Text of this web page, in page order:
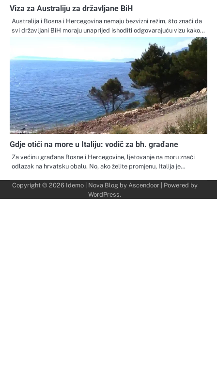
Viza za Australiju za državljane BiH
Australija i Bosna i Hercegovina nemaju bezvizni režim, što znači da
svi državljani BiH moraju unaprijed ishoditi odgovarajuću vizu kako…
Gdje otići na more u Italiju: vodič za bh. građane
Za većinu građana Bosne i Hercegovine, ljetovanje na moru znači
odlazak na hrvatsku obalu. No, ako želite promjenu, Italija je…
Copyright © 2026 Idemo| Nova Blog by Ascendoor| Powered by
WordPress.